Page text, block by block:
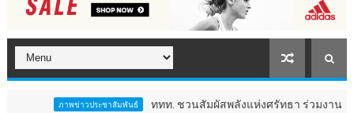
พข่าวประชาสัมพันธ์ ททท. ชวนสัมผัสพลังแห่งศรัทธา ร่วมงาน "ห่มผ้าหลวงปู่ท